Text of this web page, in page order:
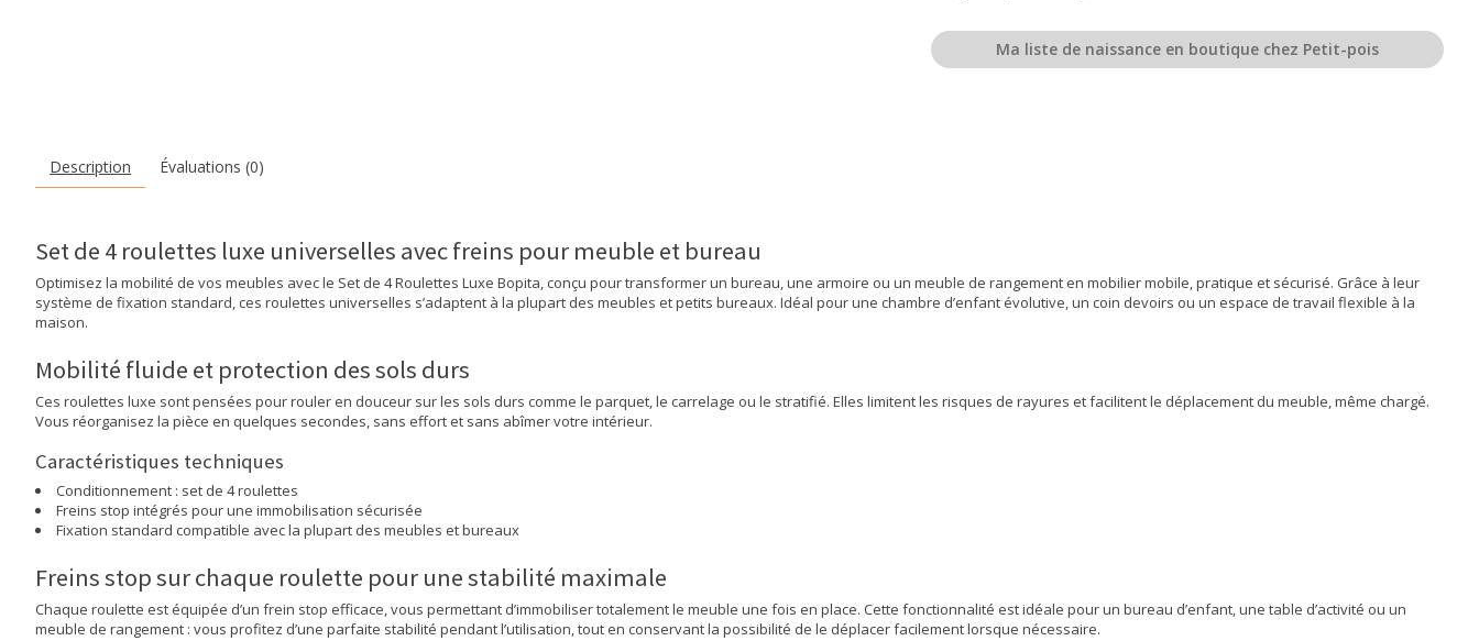
Ma liste de naissance en boutique chez Petit-pois
Description Évaluations (0)
Set de 4 roulettes luxe universelles avec freins pour meuble et bureau
Optimisez la mobilité de vos meubles avec le Set de 4 Roulettes Luxe Bopita, conçu pour transformer un bureau, une armoire ou un meuble de rangement en mobilier mobile, pratique et sécurisé. Grâce à leur
système de fixation standard, ces roulettes universelles s’adaptent à la plupart des meubles et petits bureaux. Idéal pour une chambre d’enfant évolutive, un coin devoirs ou un espace de travail flexible à la
maison.
Mobilité fluide et protection des sols durs
Ces roulettes luxe sont pensées pour rouler en douceur sur les sols durs comme le parquet, le carrelage ou le stratifié. Elles limitent les risques de rayures et facilitent le déplacement du meuble, même chargé.
Vous réorganisez la pièce en quelques secondes, sans effort et sans abîmer votre intérieur.
Caractéristiques techniques
Conditionnement : set de 4 roulettes
Freins stop intégrés pour une immobilisation sécurisée
Fixation standard compatible avec la plupart des meubles et bureaux
Freins stop sur chaque roulette pour une stabilité maximale
Chaque roulette est équipée d’un frein stop efficace, vous permettant d’immobiliser totalement le meuble une fois en place. Cette fonctionnalité est idéale pour un bureau d’enfant, une table d’activité ou un
meuble de rangement : vous profitez d’une parfaite stabilité pendant l’utilisation, tout en conservant la possibilité de le déplacer facilement lorsque nécessaire.